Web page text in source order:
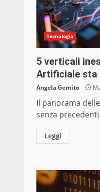
Tecnologia
5 verticali
Artificiale sta
Angela Gemito
Il panorama
senza
Leggi